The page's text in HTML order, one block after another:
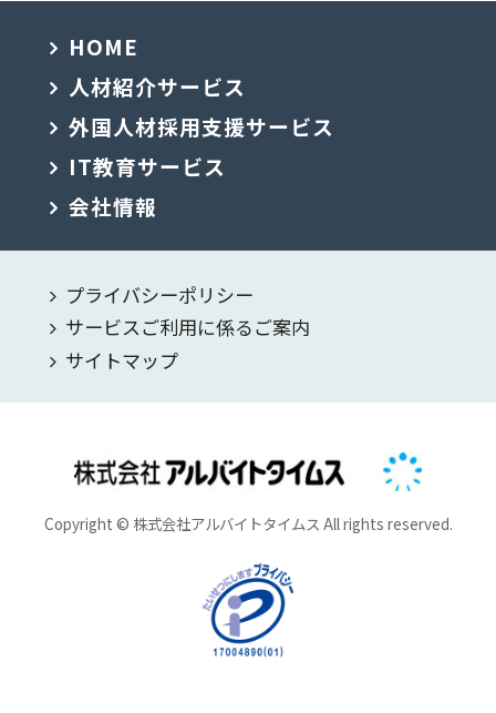
HOME
人材紹介サービス
外国人材採用支援サービス
IT教育サービス
会社情報
プライバシーポリシー
サービスご利用に係るご案内
サイトマップ
Copyright © 株式会社アルバイトタイムス All rights reserved.